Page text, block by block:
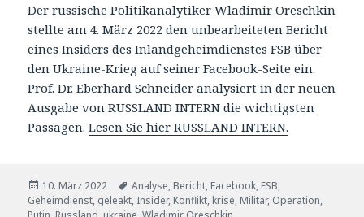
Der russische Politikanalytiker Wladimir Oreschkin
stellte am 4. März 2022 den unbearbeiteten Bericht
eines Insiders des Inlandgeheimdienstes FSB über
den Ukraine-Krieg auf seiner Facebook-Seite ein.
Prof. Dr. Eberhard Schneider analysiert in der neuen
Ausgabe von RUSSLAND INTERN die wichtigsten
Passagen.Lesen Sie hier RUSSLAND INTERN.
Veröffentlicht
am
10. März 2022 Tags
Analyse, Bericht, Facebook, FSB,
Geheimdienst, geleakt, Insider, Konflikt, krise, Militär, Operation,